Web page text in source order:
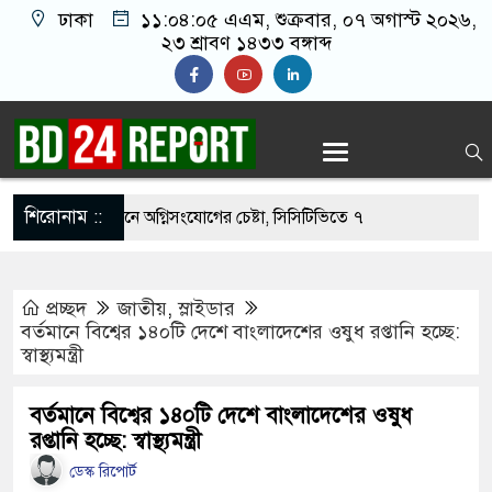
ঢাকা ১১:০৪:০৬ এএম, শুক্রবার, ০৭ অগাস্ট ২০২৬,
২৩ শ্রাবণ ১৪৩৩ বঙ্গাব্দ
শিরোনাম ::
বাসভবনে অগ্নিসংযোগের চেষ্টা, সিসিটিভিতে ৭
ছাড়াই মার্কিন ঘাঁটিতে নিখুঁত হামলা চালান ইরানি
১০০ পরিবারকে নতুন ঘর দেবেন প্রধানমন্ত্রী
ছবি তুলে লন্ডনে বয়ফ্রেন্ডের কাছে পাঠাতেন
প্রচ্ছদ জাতীয়,স্লাইডার
বর্তমানে বিশ্বের ১৪০টি দেশে বাংলাদেশের ওষুধ রপ্তানি হচ্ছে:
স্বাস্থ্যমন্ত্রী
বর্তমানে বিশ্বের ১৪০টি দেশে বাংলাদেশের ওষুধ
রপ্তানি হচ্ছে: স্বাস্থ্যমন্ত্রী
ডেস্ক রিপোর্ট